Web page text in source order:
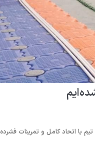
با اتحاد کامل و تمرینات